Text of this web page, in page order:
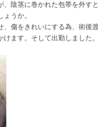
陰茎に巻かれた包帯を外すと
うか。
、傷をきれいにする為、術後
ます。そして出勤しました。